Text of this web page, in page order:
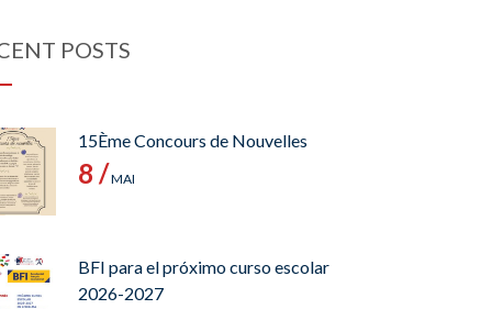
POSTS
15Ème Concours de Nouvelles
8 /MAI
BFI para el próximo curso escolar
2026-2027